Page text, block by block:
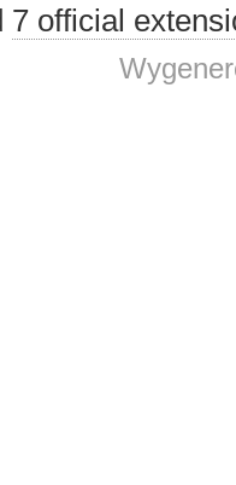
7 official